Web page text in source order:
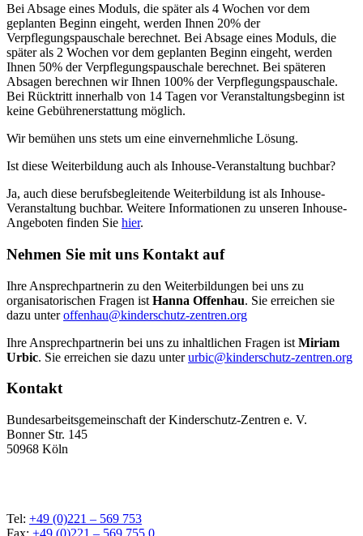
Bei Absage eines Moduls, die später als 4 Wochen vor dem
geplanten Beginn eingeht, werden Ihnen 20% der
Verpflegungspauschale berechnet. Bei Absage eines Moduls, die
später als 2 Wochen vor dem geplanten Beginn eingeht, werden
Ihnen 50% der Verpflegungspauschale berechnet. Bei späteren
Absagen berechnen wir Ihnen 100% der Verpflegungspauschale.
Bei Rücktritt innerhalb von 14 Tagen vor Veranstaltungsbeginn ist
keine Gebührenerstattung möglich.
Wir bemühen uns stets um eine einvernehmliche Lösung.
Ist diese Weiterbildung auch als Inhouse-Veranstaltung buchbar?
Ja, auch diese berufsbegleitende Weiterbildung ist als Inhouse-
Veranstaltung buchbar. Weitere Informationen zu unseren Inhouse-
Angeboten finden Sie hier.
Nehmen Sie mit uns Kontakt auf
Ihre Ansprechpartnerin zu den Weiterbildungen bei uns zu
organisatorischen Fragen ist Hanna Offenhau. Sie erreichen sie
dazu unteroffenhau@kinderschutz-zentren.org
Ihre Ansprechpartnerin bei uns zu inhaltlichen Fragen ist Miriam
Urbic. Sie erreichen sie dazu unterurbic@kinderschutz-zentren.org
Kontakt
Bundesarbeitsgemeinschaft der Kinderschutz-Zentren e. V.
Bonner Str. 145
50968 Köln
Tel: +49 (0)221 – 569 753